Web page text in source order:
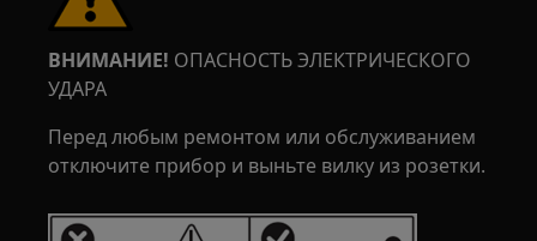
ВНИМАНИЕ! ОПАСНОСТЬ ЭЛЕКТРИЧЕСКОГО
УДАРА
Перед любым ремонтом или обслуживанием
отключите прибор и выньте вилку из розетки.